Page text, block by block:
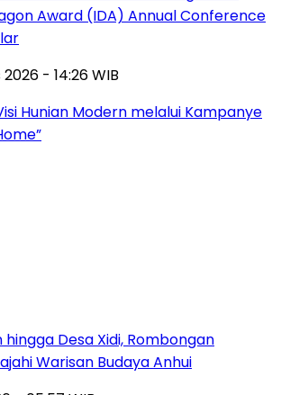
Award (IDA) Annual Conference
- 14:26 WIB
Hunian Modern melalui Kampanye
hingga Desa Xidi, Rombongan
Warisan Budaya Anhui